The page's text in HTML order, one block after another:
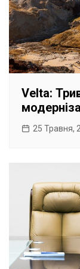
Velta:
25 Травня,